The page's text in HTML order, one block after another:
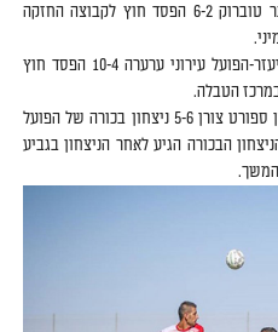
ילדים ג מחוז שרון הפועל חדרה- ביתר טוברוק 6-2 הפסד חוץ לקבוצה החזקה
ילדים ג מחוז שומרון הפועל בית אליעזר-הפועל עירוני ערערה 10-4 הפסד חוץ
הטבלה.
טרום א מחוז שרון הפועל חדרה-מועדון ספורט צורן 5-6 ניצחון בכורה של הפועל
הבכורה הגיע לאחר הניצחון בגביע